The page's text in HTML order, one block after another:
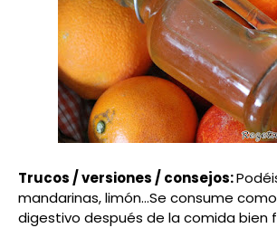
Trucos / versiones / consejos:
mandarinas, limón...Se consume como
digestivo después de la comida bien